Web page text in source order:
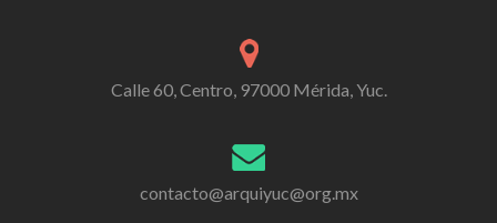
Calle 60, Centro, 97000 Mérida, Yuc.
contacto@arquiyuc@org.mx